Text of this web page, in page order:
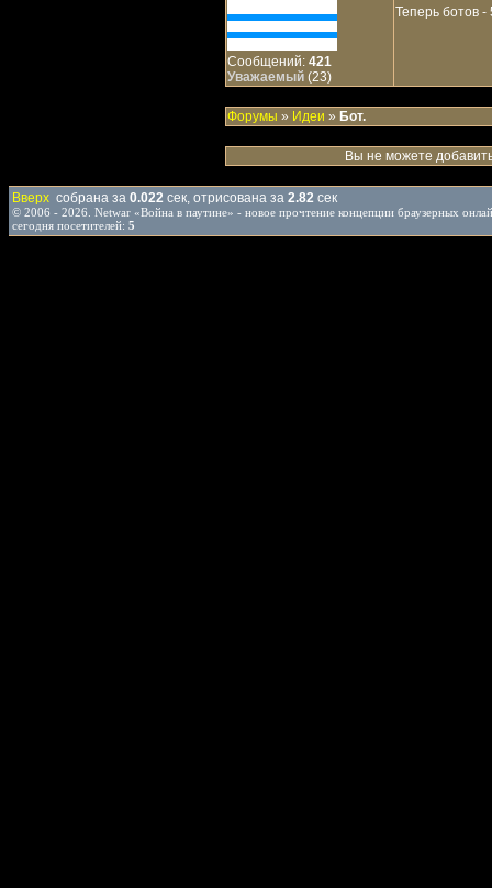
Сообщений: 421
Уважаемый (23)
Теперь ботов
Форумы » Идеи » Бот.
Вы не можете
Вверх собрана за 0.022 сек, отрисована за 2.82 сек
© 2006 - 2026. Netwar «Война в паутине» - новое прочтение концепции браузерных
сегодня посетителей: 5